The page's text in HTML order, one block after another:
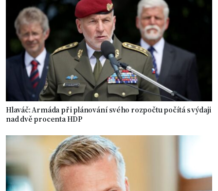
Hlaváč: Armáda při plánování svého rozpočtu počítá s výdaji
nad dvě procenta HDP